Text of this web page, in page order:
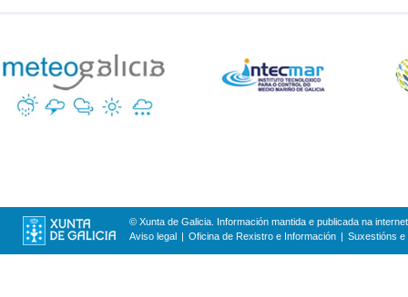
© Xunta de Galicia. Información mantida e publicada na
Aviso legal
Oficina de Rexistro e Información Suxestións e